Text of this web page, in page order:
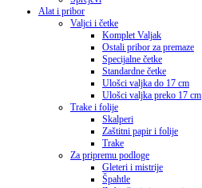
Alat i pribor
Valjci i četke
Komplet Valjak
Ostali pribor za premaze
Specijalne četke
Standardne četke
Ulošci valjka do 17 cm
Ulošci valjka preko 17 cm
Trake i folije
Skalperi
Zaštitni papir i folije
Trake
Za pripremu podloge
Gleteri i mistrije
Špahtle